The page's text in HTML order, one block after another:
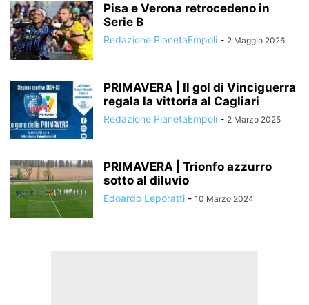
Pisa e Verona retrocedeno in
Serie B
Redazione PianetaEmpoli - 2 Maggio 2026
PRIMAVERA | Il gol di Vinciguerra
regala la vittoria al Cagliari
Redazione PianetaEmpoli - 2 Marzo 2025
PRIMAVERA | Trionfo azzurro
sotto al diluvio
Edoardo Leporatti - 10 Marzo 2024